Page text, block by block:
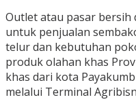
Outlet atau pasar bersih
untuk penjualan
telur dan kebutuhan
produk olahan khas
khas dari kota
melalui Terminal